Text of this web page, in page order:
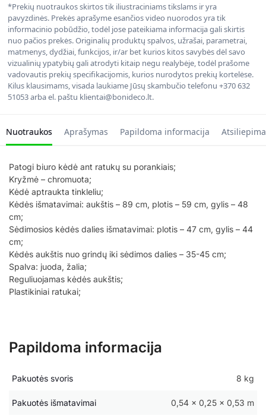
*Prekių nuotraukos skirtos tik iliustraciniams tikslams ir yra
pavyzdinės. Prekės aprašyme esančios video nuorodos yra tik
informacinio pobūdžio, todėl jose pateikiama informacija gali skirtis
nuo pačios prekės. Originalių produktų spalvos, užrašai, parametrai,
matmenys, dydžiai, funkcijos, ir/ar bet kurios kitos savybės dėl savo
vizualinių ypatybių gali atrodyti kitaip negu realybėje, todėl prašome
vadovautis prekių specifikacijomis, kurios nurodytos prekių kortelėse.
Kilus klausimams, visada laukiame Jūsų skambučio telefonu +370 632
51053 arba el. paštu klientai@bonideco.lt.
Nuotraukos Aprašymas Papildoma informacija
Patogi biuro kėdė ant ratukų su porankiais;
Kryžmė – chromuota;
Kėdė aptraukta tinkleliu;
Kėdės išmatavimai: aukštis – 89 cm, plotis – 59 cm, gylis – 48
cm;
Sėdimosios kėdės dalies išmatavimai: plotis – 47 cm, gylis – 44
cm;
Kėdės aukštis nuo grindų iki sėdimos dalies – 35-45 cm;
Spalva: juoda, žalia;
Reguliuojamas kėdės aukštis;
Plastikiniai ratukai;
Papildoma informacija
Pakuotės svoris 8 kg
Pakuotės išmatavimai 0,54 × 0,25 × 0,53 m